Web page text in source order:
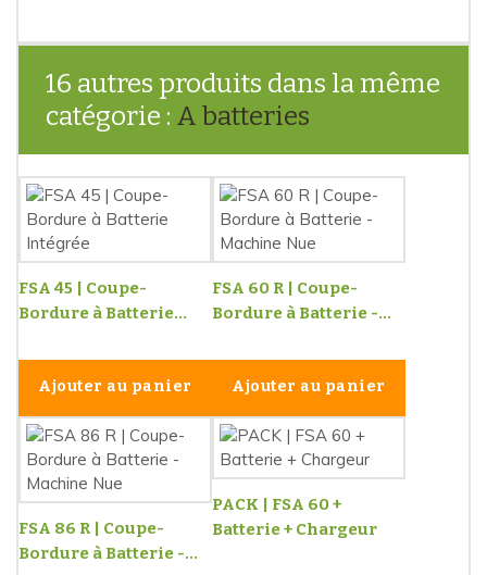
16 autres produits dans la même
catégorie :
A batteries
FSA 45 | Coupe-
Bordure à Batterie...
Ajouter au panier
FSA 60 R | Coupe-
Bordure à Batterie -...
Ajouter au panier
FSA 86 R | Coupe-
Bordure à Batterie -...
PACK | FSA 60 +
Batterie + Chargeur